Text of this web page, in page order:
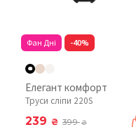
Фан Дні -40%
Елегант комфорт
Труси сліпи 220S
239 ₴ 399₴